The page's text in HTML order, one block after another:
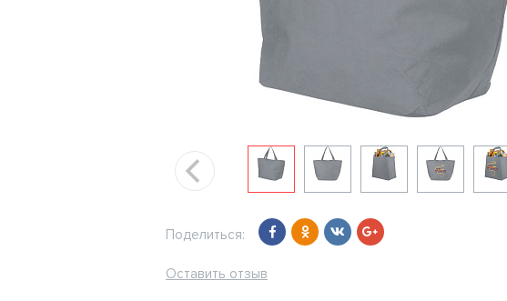
Поделиться:
Оставить отзыв